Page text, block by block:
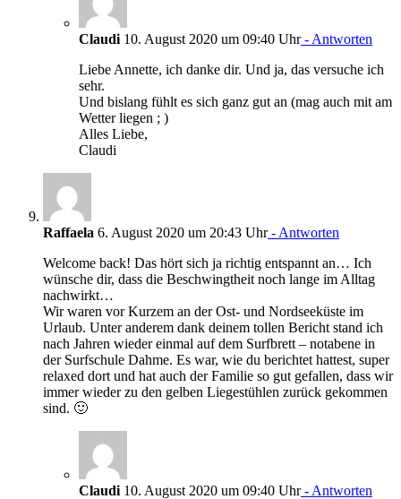
Claudi 10. August 2020 um 09:40 Uhr- Antworten
Liebe Annette, ich danke dir. Und ja, das versuche ich
sehr.
Und bislang fühlt es sich ganz gut an (mag auch mit am
Wetter liegen ; )
Alles Liebe,
Claudi
Raffaela 6. August 2020 um 20:43 Uhr- Antworten
Welcome back! Das hört sich ja richtig entspannt an… Ich
wünsche dir, dass die Beschwingtheit noch lange im Alltag
nachwirkt…
Wir waren vor Kurzem an der Ost- und Nordseeküste im
Urlaub. Unter anderem dank deinem tollen Bericht stand ich
nach Jahren wieder einmal auf dem Surfbrett – notabene in
der Surfschule Dahme. Es war, wie du berichtet hattest, super
relaxed dort und hat auch der Familie so gut gefallen, dass wir
immer wieder zu den gelben Liegestühlen zurück gekommen
sind. 🙂
Claudi 10. August 2020 um 09:40 Uhr- Antworten